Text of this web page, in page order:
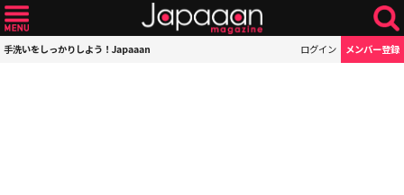
手洗いをしっかりしよう！Japaaan ログイン メンバー登録